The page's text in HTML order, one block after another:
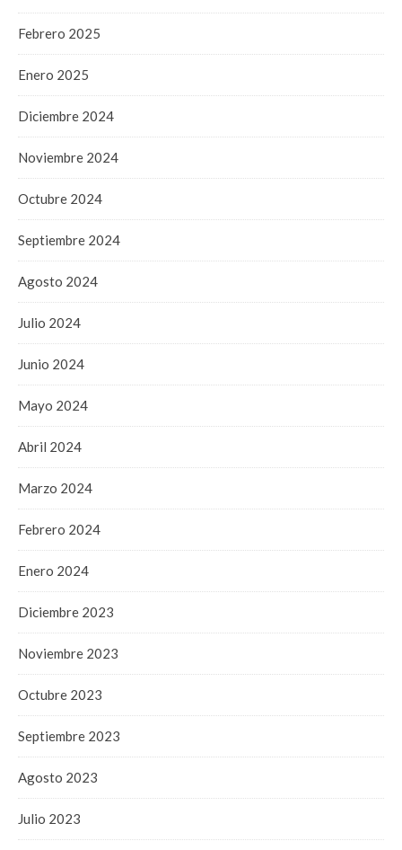
Febrero 2025
Enero 2025
Diciembre 2024
Noviembre 2024
Octubre 2024
Septiembre 2024
Agosto 2024
Julio 2024
Junio 2024
Mayo 2024
Abril 2024
Marzo 2024
Febrero 2024
Enero 2024
Diciembre 2023
Noviembre 2023
Octubre 2023
Septiembre 2023
Agosto 2023
Julio 2023